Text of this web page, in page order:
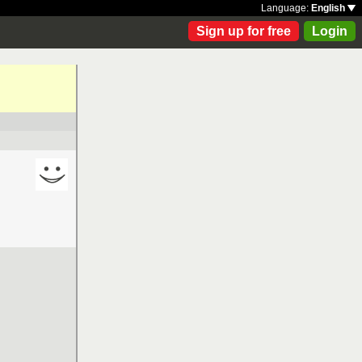
Language: English
Sign up for free Login